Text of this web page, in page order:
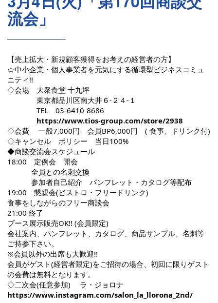
流会」
【売上拡大・新規顧客獲得をお考えの経営者の方】
☆中小企業・個人事業者を元気にする循環型ビジネスコミュ
ニティ!!
◇会場 大衆食堂 十九坪
東京都品川区南大井６-２４-１
TEL 03-6410-8686
https://www.tios-group.com/store/2938
◇会費 一般7,000円 会員BP6,000円 ( 食事、ドリンク付)
◇キャンセル ポリシー 当日100%
◆商談交流会スケジュール
18:00 定例会 開会
全員との名刺交換
参加者自己紹介 パンフレット・カタログ等配布
19:00 懇親会(ビストロ・フリードリンク)
食事をしながらのフリー商談会
21:00 終了
ブース展示販売OK!! (会員限定)
会社案内、パンフレット、カタログ、商品サンプル、名刺等
ご持参下さい。
※会員以外の出席も大歓迎!!
会員がゲスト(経営者限定)をご招待の場合、初回に限りゲスト
の会費は無料となります。
◇二次会(任意参加) ラ・ジョロナ
https://www.instagram.com/salon_la_llorona_2nd/